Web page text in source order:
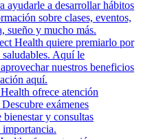
ayudarle a desarrollar hábitos
sobre clases, eventos,
sueño y mucho más.
Health quiere premiarlo por
Aquí le
nuestros beneficios
aquí.
ofrece atención
exámenes
y consultas
importancia.